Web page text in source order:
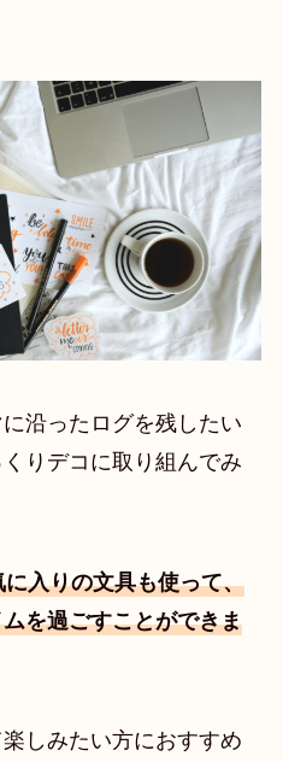
沿ったログを残したい
りデコに取り組んでみ
に入りの文具も使って、
を過ごすことができま
しみたい方におすすめ